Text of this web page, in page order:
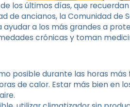
los últimos días, que
de ancianos, la Comunidad de
ayudar a los más grandes a
crónicas y toman
posible durante las horas
de calor. Estar más bien en